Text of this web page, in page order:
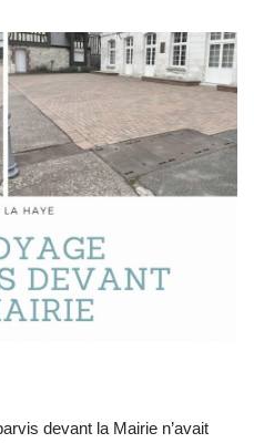
devant la Mairie n’avait